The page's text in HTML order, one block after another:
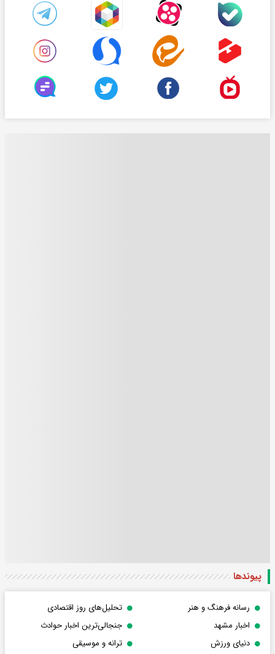
پیوندها
رسانه فرهنگ و هنر
تحلیل‌های روز اقتصادی
اخبار مشهد
جنجالی‌ترین اخبار حوادث
دنیای ورزش
ترانه و موسیقی